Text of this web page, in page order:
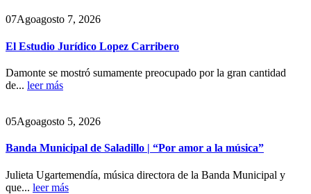
07Agoagosto 7, 2026
El Estudio Jurídico Lopez Carribero
Damonte se mostró sumamente preocupado por la gran cantidad
de... leer más
05Agoagosto 5, 2026
Banda Municipal de Saladillo | “Por amor a la música”
Julieta Ugartemendía, música directora de la Banda Municipal y
que... leer más